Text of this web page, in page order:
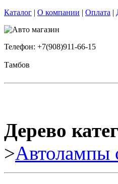
Каталог | О компании | Оплата |
Телефон: +7(908)911-66-15
Тамбов
Дерево
>Автолампы